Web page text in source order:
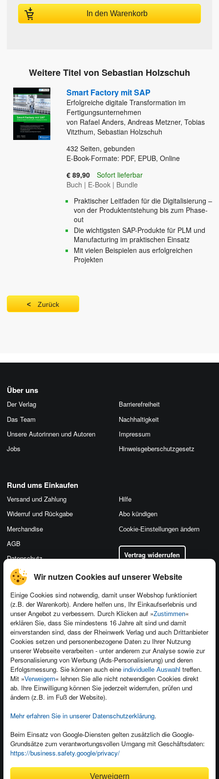
Wir nutzen Cookies auf unserer Website
Einige Cookies sind notwendig, damit unser Webshop funktioniert
(z.B. der Warenkorb). Andere helfen uns, Ihr Einkaufserlebnis und
unser Angebot zu verbessern. Durch Klicken auf »Zustimmen«
erklären Sie, dass Sie mindestens 16 Jahre alt sind und damit
einverstanden sind, dass der Rheinwerk Verlag und auch Drittanbieter
Cookies setzen und personenbezogene Daten zu Ihrer Nutzung
unserer Webseite verarbeiten - unter anderem zur Analyse sowie zur
Personalisierung von Werbung (Ads-Personalisierung) und deren
Erfolgsmessung. Sie können auch eine individuelle Auswahl treffen.
Mit »Verweigern« lehnen Sie alle nicht notwendigen Cookies direkt
ab. Ihre Einwilligung können Sie jederzeit widerrufen, prüfen und
ändern (z.B. im Fuß der Website).
Mehr erfahren Sie in unserer Datenschutzerklärung.
Beim Einsatz von Google-Diensten gelten zusätzlich die Google-
Grundsätze zum verantwortungsvollen Umgang mit Geschäftsdaten:
https://business.safety.google/privacy/
Verweigern
In den Warenkorb
Weitere Titel von Sebastian Holzschuh
Smart Factory mit SAP
Erfolgreiche digitale Transformation im
Fertigungsunternehmen
von Rafael Anders, Andreas Metzner, Tobias
Vitzthum, Sebastian Holzschuh
432 Seiten, gebunden
E-Book-Formate: PDF, EPUB, Online
€ 89,90
Sofort lieferbar
Buch | E-Book | Bundle
Praktischer Leitfaden für die Digitalisierung –
von der Produktentstehung bis zum Phase-
out
Die wichtigsten SAP-Produkte für PLM und
Manufacturing im praktischen Einsatz
Mit vielen Beispielen aus erfolgreichen
Projekten
Zurück
Über uns
Der Verlag
Das Team
Unsere Autorinnen und Autoren
Jobs
Barrierefreiheit
Nachhaltigkeit
Impressum
Hinweis­geber­schutz­gesetz
Kontakt
Newsletter
Für Unternehmen
Presseservice
Dozentenservice
Produktfeedback
Foreign Rights
Ein Buch schreiben
Rund ums Einkaufen
Versand und Zahlung
Widerruf und Rückgabe
Merchandise
AGB
Datenschutz
Hilfe
Abo kündigen
Cookie-Einstellungen ändern
Vertrag widerrufen
Kundenservice
Wir sind gerne für Sie da!
service@rheinwerk-verlag.de